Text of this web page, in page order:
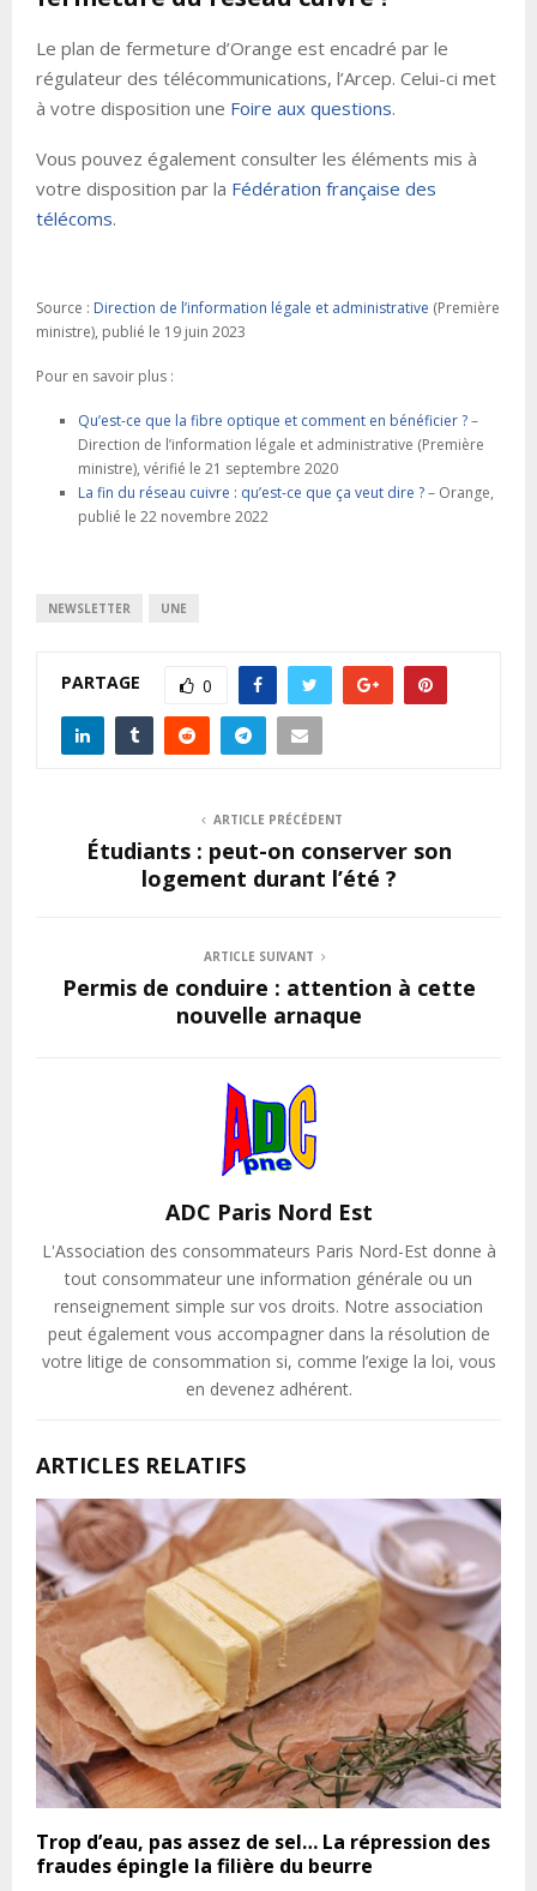
Le plan de fermeture d’Orange est encadré par le
régulateur des télécommunications, l’Arcep. Celui-ci met
à votre disposition une Foire aux questions.
Vous pouvez également consulter les éléments mis à
votre disposition par la Fédération française des
télécoms.
Source : Direction de l’information légale et administrative (Première
ministre), publié le 19 juin 2023
Pour en savoir plus :
Qu’est-ce que la fibre optique et comment en bénéficier ?–
Direction de l’information légale et administrative (Première
ministre), vérifié le 21 septembre 2020
La fin du réseau cuivre : qu’est-ce que ça veut dire ?– Orange,
publié le 22 novembre 2022
NEWSLETTER UNE
PARTAGE 0
ARTICLE PRÉCÉDENT
Étudiants : peut-on conserver son
logement durant l’été ?
ARTICLE SUIVANT
Permis de conduire : attention à cette
nouvelle arnaque
ADC Paris Nord Est
L'Association des consommateurs Paris Nord-Est donne à
tout consommateur une information générale ou un
renseignement simple sur vos droits. Notre association
peut également vous accompagner dans la résolution de
votre litige de consommation si, comme l’exige la loi, vous
en devenez adhérent.
ARTICLES RELATIFS
Trop d’eau, pas assez de sel… La répression des
fraudes épingle la filière du beurre